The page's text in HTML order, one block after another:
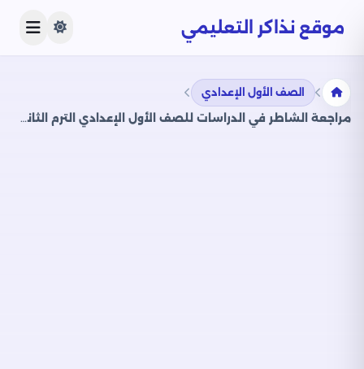
موقع نذاكر التعليمي
الصف الأول الإعدادي
مراجعة الشاطر في الدراسات للصف الأول الإعدادي الترم الثاني 2025 PDF بالاجابات